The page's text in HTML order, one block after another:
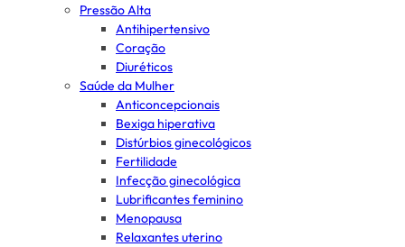
Pressão Alta
Antihipertensivo
Coração
Diuréticos
Saúde da Mulher
Anticoncepcionais
Bexiga hiperativa
Distúrbios ginecológicos
Fertilidade
Infecção ginecológica
Lubrificantes feminino
Menopausa
Relaxantes uterino